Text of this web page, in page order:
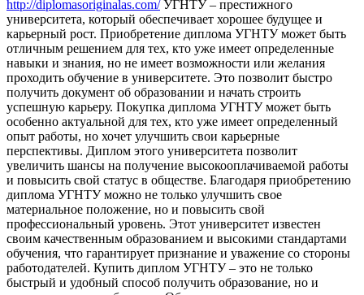
http://diplomasoriginalas.com/УГНТУ – престижного
университета, который обеспечивает хорошее будущее и
карьерный рост. Приобретение диплома УГНТУ может быть
отличным решением для тех, кто уже имеет определенные
навыки и знания, но не имеет возможности или желания
проходить обучение в университете. Это позволит быстро
получить документ об образовании и начать строить
успешную карьеру. Покупка диплома УГНТУ может быть
особенно актуальной для тех, кто уже имеет определенный
опыт работы, но хочет улучшить свои карьерные
перспективы. Диплом этого университета позволит
увеличить шансы на получение высокооплачиваемой работы
и повысить свой статус в обществе. Благодаря приобретению
диплома УГНТУ можно не только улучшить свое
материальное положение, но и повысить свой
профессиональный уровень. Этот университет известен
своим качественным образованием и высокими стандартами
обучения, что гарантирует признание и уважение со стороны
работодателей. Купить диплом УГНТУ – это не только
быстрый и удобный способ получить образование, но и